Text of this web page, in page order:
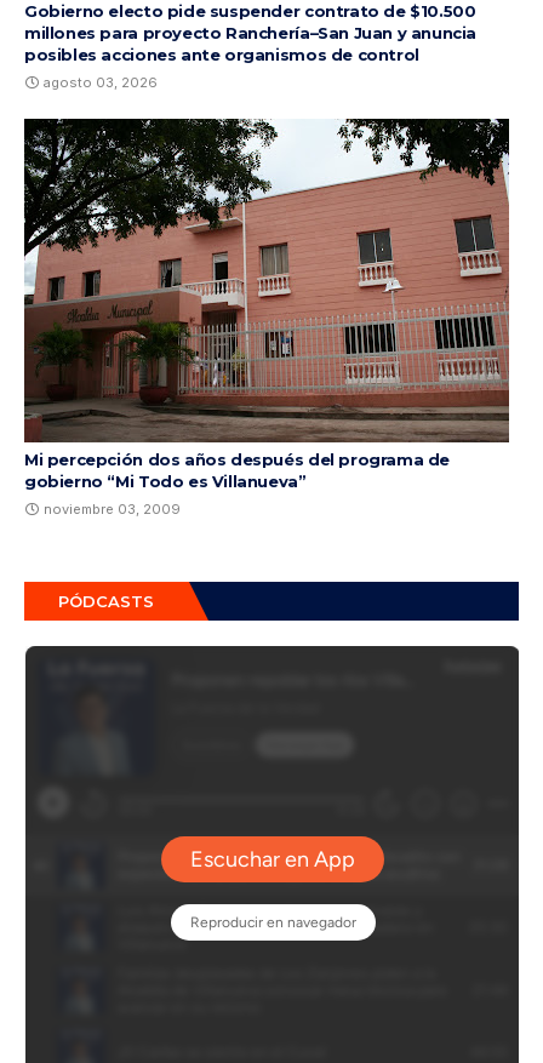
Gobierno electo pide suspender contrato de $10.500
millones para proyecto Ranchería–San Juan y anuncia
posibles acciones ante organismos de control
agosto 03, 2026
Mi percepción dos años después del programa de
gobierno “Mi Todo es Villanueva”
noviembre 03, 2009
PÓDCASTS